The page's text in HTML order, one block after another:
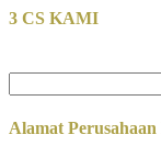
3 CS KAMI
for:
Alamat